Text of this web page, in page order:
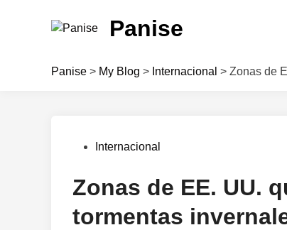
Panise
Panise > My Blog > Internacional > Zonas de
PostedInternacional
Zonas de EE. UU.
tormentas